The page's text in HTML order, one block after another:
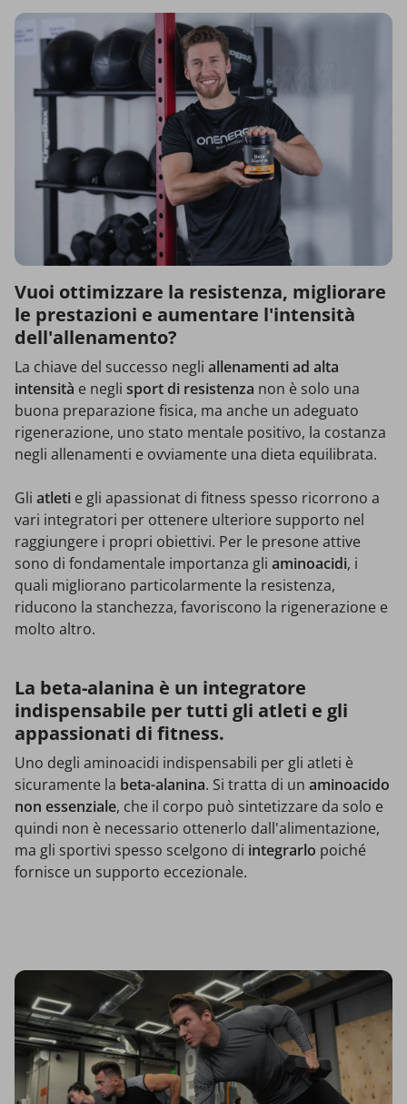
Vuoi ottimizzare la resistenza, migliorare
le prestazioni e aumentare l'intensità
dell'allenamento?
La chiave del successo negli allenamenti ad alta
intensità e negli sport di resistenza non è solo una
buona preparazione fisica, ma anche un adeguato
rigenerazione, uno stato mentale positivo, la costanza
negli allenamenti e ovviamente una dieta equilibrata.
Gli atleti e gli apassionat di fitness spesso ricorrono a
vari integratori per ottenere ulteriore supporto nel
raggiungere i propri obiettivi. Per le presone attive
sono di fondamentale importanza gli aminoacidi, i
quali migliorano particolarmente la resistenza,
riducono la stanchezza, favoriscono la rigenerazione e
molto altro.
La beta-alanina è un integratore
indispensabile per tutti gli atleti e gli
appassionati di fitness.
Uno degli aminoacidi indispensabili per gli atleti è
sicuramente la beta-alanina. Si tratta di un aminoacido
non essenziale, che il corpo può sintetizzare da solo e
quindi non è necessario ottenerlo dall'alimentazione,
ma gli sportivi spesso scelgono di integrarlo poiché
fornisce un supporto eccezionale.